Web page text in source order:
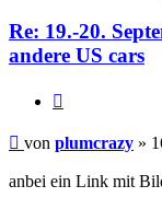
Re: 19.-20.
andere US cars
Beitrag
von plumcrazy »
anbei ein Link mit